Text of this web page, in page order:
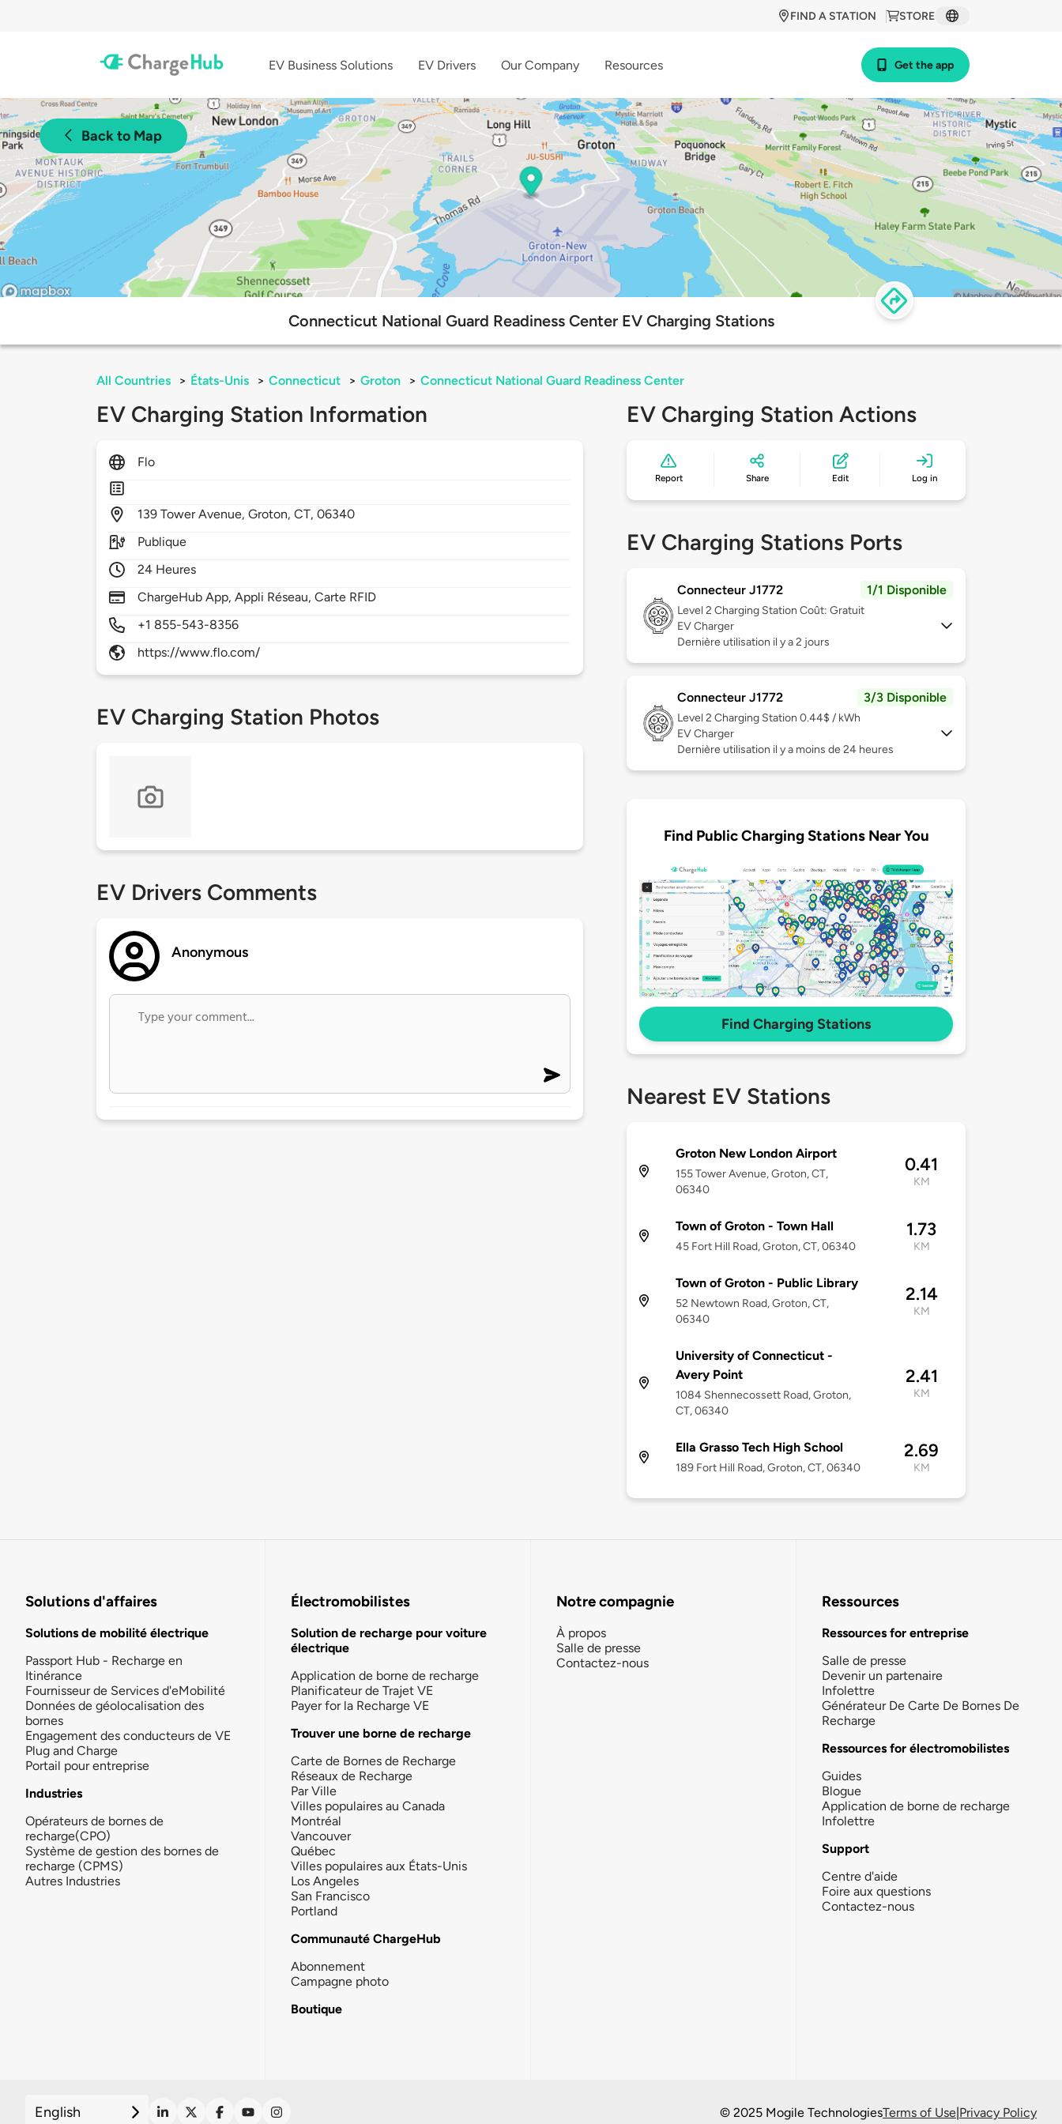
STORE
FIND A STATION
EV Business Solutions EV Drivers Our Company Resources Get the app
Back to Map
Connecticut National Guard Readiness Center EV Charging Stations
All Countries > États-Unis > Connecticut > Groton > Connecticut National Guard Readiness Center
EV Charging Station Information
Flo
139Tower Avenue,Groton,CT,06340
Publique
24 Heures
ChargeHub App, Appli Réseau, Carte RFID
+1 855-543-8356
https://www.flo.com/
EV Charging Station Photos
EV Drivers Comments
Anonymous
EV Charging Station Actions
Report Share Edit Log in
EV Charging Stations Ports
Connecteur J1772 1/1 Disponible
Level 2 Charging Station Coût: Gratuit
EV Charger
Dernière utilisation il y a 2 jours
Connecteur J1772 3/3 Disponible
Level 2 Charging Station 0.44$ / kWh
EV Charger
Dernière utilisation il y a moins de 24 heures
Find Public Charging Stations Near You
Find Charging Stations
Nearest EV Stations
Groton New London Airport
155 Tower Avenue, Groton, CT,
06340
0.41
KM
Town of Groton - Town Hall
45 Fort Hill Road, Groton, CT, 06340
1.73
KM
Town of Groton - Public Library
52 Newtown Road, Groton, CT,
06340
2.14
KM
University of Connecticut -
Avery Point
1084 Shennecossett Road, Groton,
CT, 06340
2.41
KM
Ella Grasso Tech High School
189 Fort Hill Road, Groton, CT, 06340
2.69
KM
Solutions d'affaires
Solutions de mobilité électrique
Passport Hub - Recharge en
Itinérance
Fournisseur de Services d'eMobilité
Données de géolocalisation des
bornes
Engagement des conducteurs de VE
Plug and Charge
Portail pour entreprise
Industries
Opérateurs de bornes de
recharge(CPO)
Système de gestion des bornes de
recharge (CPMS)
Autres Industries
Électromobilistes
Solution de recharge pour voiture
électrique
Application de borne de recharge
Planificateur de Trajet VE
Payer for la Recharge VE
Trouver une borne de recharge
Carte de Bornes de Recharge
Réseaux de Recharge
Par Ville
Villes populaires au Canada
Montréal
Vancouver
Québec
Villes populaires aux États-Unis
Los Angeles
San Francisco
Portland
Communauté ChargeHub
Abonnement
Campagne photo
Boutique
Notre compagnie
À propos
Salle de presse
Contactez-nous
Ressources
Ressources for entreprise
Salle de presse
Devenir un partenaire
Infolettre
Générateur De Carte De Bornes De
Recharge
Ressources for électromobilistes
Guides
Blogue
Application de borne de recharge
Infolettre
Support
Centre d'aide
Foire aux questions
Contactez-nous
English © 2025 Mogile TechnologiesTerms of Use|Privacy Policy